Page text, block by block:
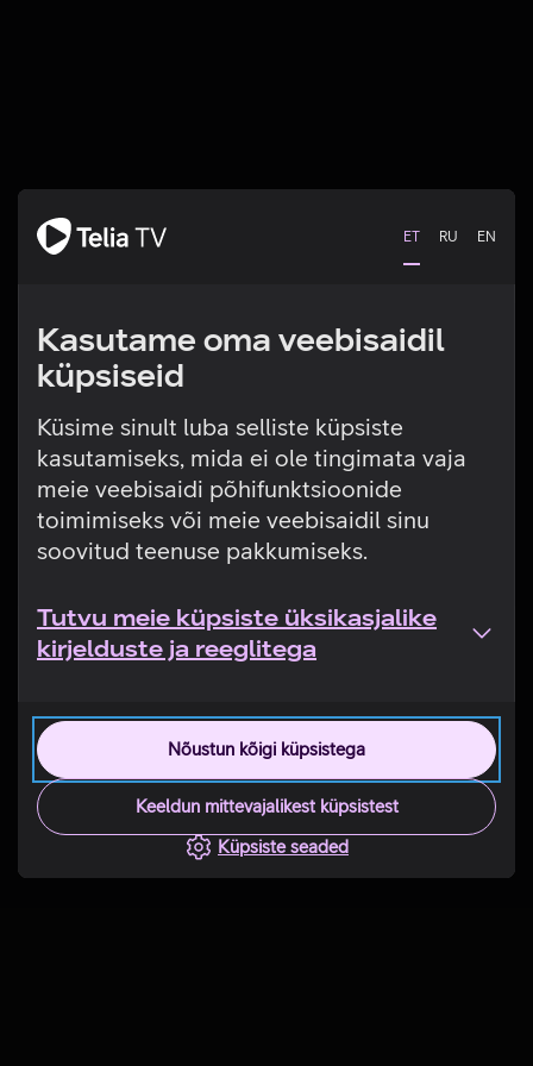
ET RU EN
Kasutame oma veebisaidil
küpsiseid
Küsime sinult luba selliste küpsiste
kasutamiseks, mida ei ole tingimata vaja
meie veebisaidi põhifunktsioonide
toimimiseks või meie veebisaidil sinu
soovitud teenuse pakkumiseks.
Tutvu meie küpsiste üksikasjalike
kirjelduste ja reeglitega
Nõustun kõigi küpsistega
Keeldun mittevajalikest küpsistest
Küpsiste seaded
Tehniline viga